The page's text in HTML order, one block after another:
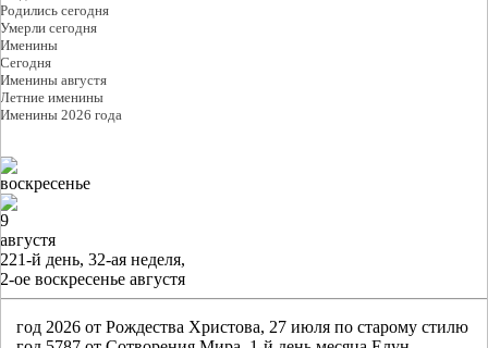
Родились сегодня
Умерли сегодня
Именины
Cегодня
Именины августя
Летние именины
Именины 2026 года
воскресенье
9
августя
221-й день, 32-ая неделя,
2-ое воскресенье августя
год 2026 от Рождества Христова, 27 июля по старому стилю